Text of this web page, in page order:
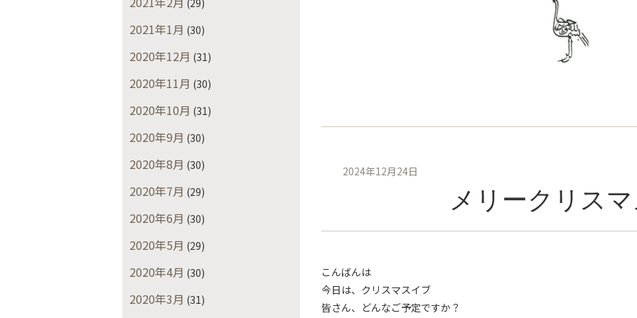
(29)
2021年1月 (30)
2020年12月 (31)
2020年11月 (30)
2020年10月 (31)
2020年9月 (30)
2020年8月 (30)
2020年7月 (29)
2020年6月 (30)
2020年5月 (29)
2020年4月 (30)
2020年3月 (31)
2024年12月24日
メリークリス
こんばんは
今日は、クリスマスイブ
皆さん、どんなご予定ですか？